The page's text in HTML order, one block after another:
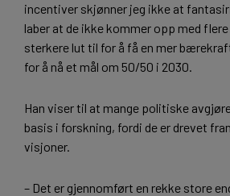
incentiver skjønner jeg ikke at
laber at de ikke kommer opp med
sterkere lut til for å få en mer
for å nå et mål om 50/50 i 2030.
Han viser til at mange politiske
basis i forskning, fordi de er drevet
visjoner.
– Det er gjennomført en rekke store